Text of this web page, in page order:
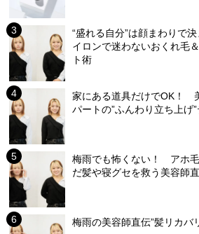
“盛れる自分”は顔まわりで
イロンで迷わないおくれ毛
ト術
家にある道具だけでOK！
パートの”ふんわり立ち上げ
梅雨でも怖くない！ アホ
だ髪や寝グセを救う美容師
梅雨の美容師直伝”髪リカバ